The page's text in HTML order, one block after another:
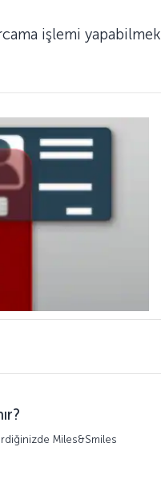
işlemi yapabilmek
Miles&Smiles